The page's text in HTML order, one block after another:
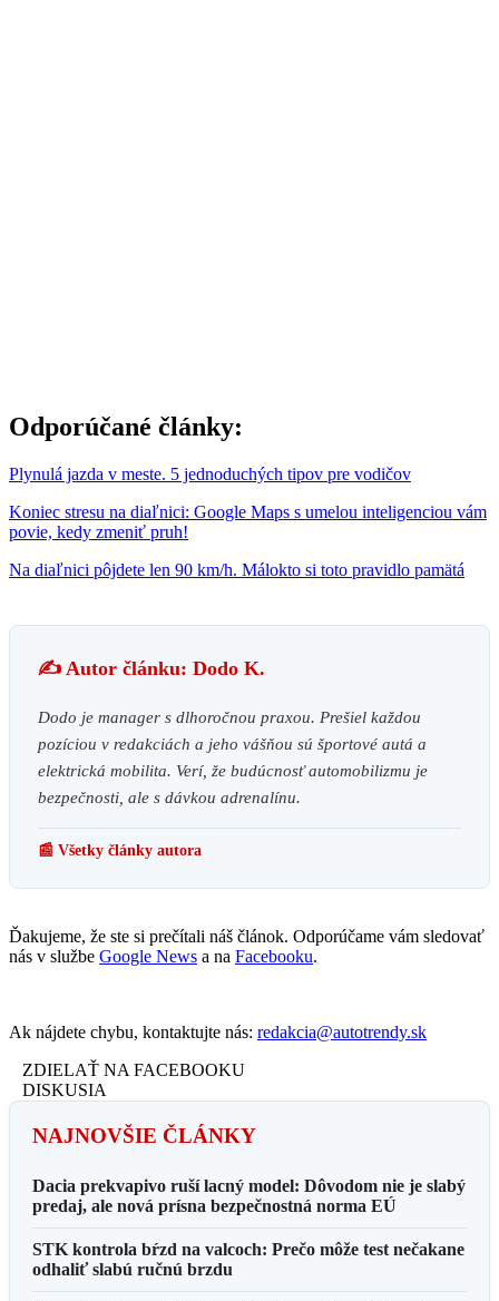
Odporúčané články:
Plynulá jazda v meste. 5 jednoduchých tipov pre vodičov
Koniec stresu na diaľnici: Google Maps s umelou inteligenciou vám
povie, kedy zmeniť pruh!
Na diaľnici pôjdete len 90 km/h. Málokto si toto pravidlo pamätá
✍️ Autor článku: Dodo K.
Dodo je manager s dlhoročnou praxou. Prešiel každou
pozíciou v redakciách a jeho vášňou sú športové autá a
elektrická mobilita. Verí, že budúcnosť automobilizmu je
bezpečnosti, ale s dávkou adrenalínu.
📰 Všetky články autora
Ďakujeme, že ste si prečítali náš článok. Odporúčame vám sledovať
nás v službe Google News a na Facebooku.
Ak nájdete chybu, kontaktujte nás: redakcia@autotrendy.sk
ZDIELAŤ NA FACEBOOKU
DISKUSIA
NAJNOVŠIE ČLÁNKY
Dacia prekvapivo ruší lacný model: Dôvodom nie je slabý
predaj, ale nová prísna bezpečnostná norma EÚ
STK kontrola bŕzd na valcoch: Prečo môže test nečakane
odhaliť slabú ručnú brzdu